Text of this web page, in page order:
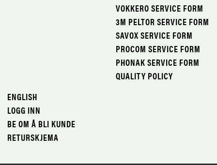
VOKKERO SERVICE FORM
3M PELTOR SERVICE FORM
SAVOX SERVICE FORM
PROCOM SERVICE FORM
PHONAK SERVICE FORM
QUALITY POLICY
ENGLISH
LOGG INN
BE OM Å BLI KUNDE
RETURSKJEMA